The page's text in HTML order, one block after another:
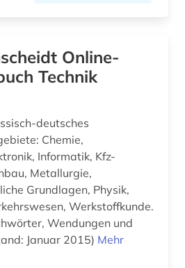
naturwissenschaft (11)
&lt;unterrichtsfach&gt; (2)
naturwissenschaften (47)
norm <normung> (1)
online-publikation (1)
Online-
Technik
deutsches
Chemie,
Informatik, Kfz-
Metallurgie,
Grundlagen, Physik,
Werkstoffkunde.
Wendungen und
Januar 2015) Mehr